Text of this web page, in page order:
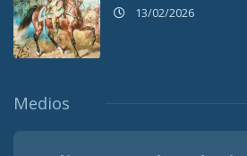
13/02/2026
Medios